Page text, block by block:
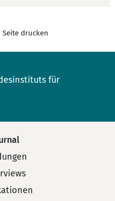
Seite drucken
für